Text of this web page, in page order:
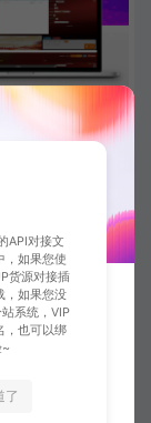
码 财经直播源码房
API对接文
，如果您使
货源对接插
，如果您没
系统，VIP
，也可以绑
了